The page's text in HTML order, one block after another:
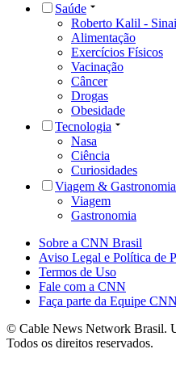
Saúde
Roberto Kalil -
Alimentação
Exercícios Físicos
Vacinação
Câncer
Drogas
Obesidade
Tecnologia
Nasa
Ciência
Curiosidades
Viagem & Gastronomia
Viagem
Gastronomia
Sobre a CNN Brasil
Aviso Legal e Política de
Termos de Uso
Fale com a CNN
Faça parte da Equipe CNN
© Cable News Network Brasil.
Todos os direitos reservados.